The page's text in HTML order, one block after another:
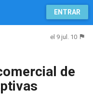
ENTRAR
el 9 jul. 10
de